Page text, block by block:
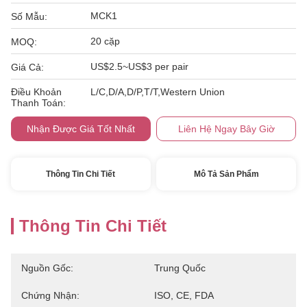
Số Mẫu: MCK1
MOQ: 20 cặp
Giá Cả: US$2.5~US$3 per pair
Điều Khoản
Thanh Toán:
L/C,D/A,D/P,T/T,Western Union
Nhận Được Giá Tốt Nhất Liên Hệ Ngay Bây Giờ
Thông Tin Chi Tiết Mô Tả Sản Phẩm
Thông Tin Chi Tiết
Nguồn Gốc: Trung Quốc
Chứng Nhận: ISO, CE, FDA